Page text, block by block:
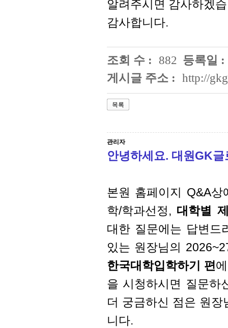
알려주시면 감사하겠
감사합니다.
조회 수 : 882 등록일 :
게시글 주소 : http://
목록
관리자
안녕하세요. 대원GK
본원 홈페이지 Q&A
학/학과선정, 대학별
대한 질문에는 답변드
있는 원장님의
한국대학입학하기 편
을 시청하시면 질문하
더 궁금하신 점은 원
니다.